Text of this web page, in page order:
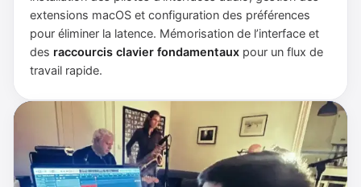
extensions macOS et configuration des préférences
pour éliminer la latence. Mémorisation de l’interface et
des raccourcis clavier fondamentaux pour un flux de
travail rapide.